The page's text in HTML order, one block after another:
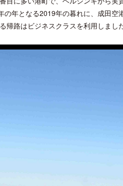
年となる2019年の暮れに、成田空
路はビジネスクラスを利用しました